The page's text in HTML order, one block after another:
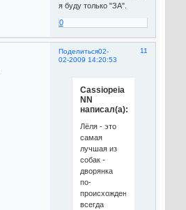
я буду только "ЗА".
0
Поделиться 11
02-
02-2009 14:20:53
Cassiopeia
NN
написал(а):
Лёля - это
самая
лучшая из
собак -
дворянка
по-
происхождению,
всегда